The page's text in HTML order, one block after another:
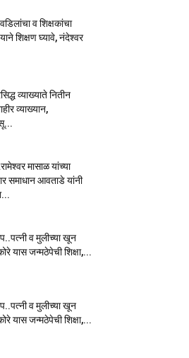
व शिक्षकांचा
शिक्षण घ्यावे, नंदेश्वर
व्याख्याते नितीन
व्याख्यान,
मासाळ यांच्या
समाधान आवताडे यांनी
व मुलीच्या खून
यास जन्मठेपेची शिक्षा,...
व मुलीच्या खून
यास जन्मठेपेची शिक्षा,...